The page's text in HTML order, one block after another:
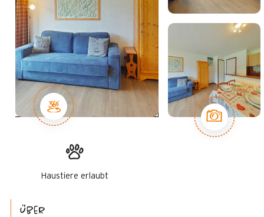
Haustiere erlaubt
Über